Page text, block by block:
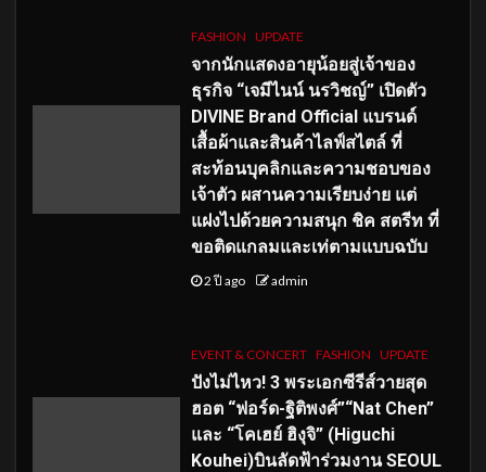
FASHION UPDATE
จากนักแสดงอายุน้อยสู่เจ้าของ
ธุรกิจ “เจมีไนน์ นรวิชญ์” เปิดตัว
DIVINE Brand Official แบรนด์
เสื้อผ้าและสินค้าไลฟ์สไตล์ ที่
สะท้อนบุคลิกและความชอบของ
เจ้าตัว ผสานความเรียบง่าย แต่
แฝงไปด้วยความสนุก ชิค สตรีท ที่
ขอติดแกลมและเท่ตามแบบฉบับ
2 ปี ago admin
EVENT & CONCERT FASHION UPDATE
ปังไม่ไหว! 3 พระเอกซีรีส์วายสุด
ฮอต “ฟอร์ด-ฐิติพงศ์”“Nat Chen”
และ “โคเฮย์ ฮิงุจิ” (Higuchi
Kouhei)บินลัดฟ้าร่วมงาน SEOUL